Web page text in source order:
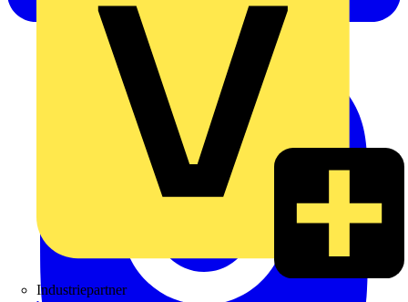
Industriepartner